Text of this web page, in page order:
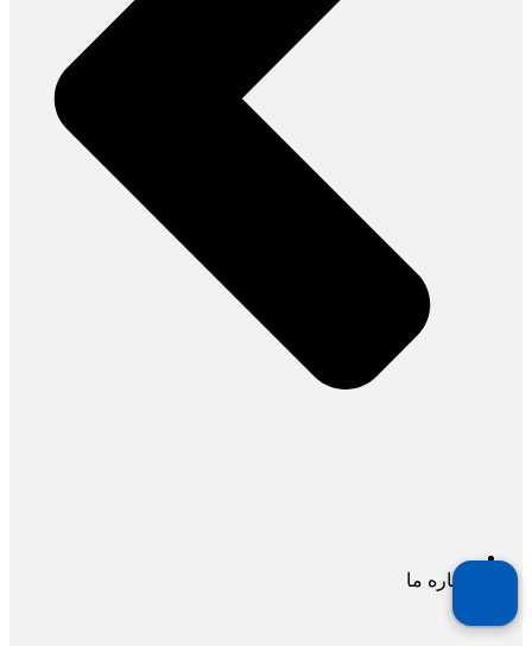
درباره ما